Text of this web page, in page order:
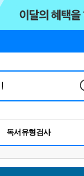
RBTI Lab
독서유형검사